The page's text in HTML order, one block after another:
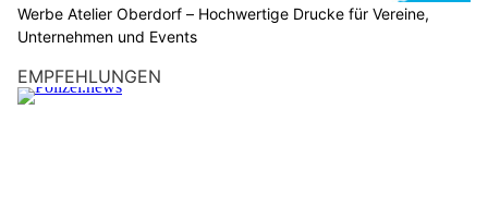
Werbe Atelier Oberdorf – Hochwertige Drucke für Vereine,
Unternehmen und Events
EMPFEHLUNGEN